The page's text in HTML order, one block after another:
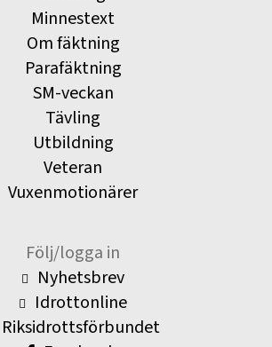
Minnestext
Om fäktning
Parafäktning
SM-veckan
Tävling
Utbildning
Veteran
Vuxenmotionärer
Följ/logga in
Nyhetsbrev
Idrottonline
Riksidrottsförbundet